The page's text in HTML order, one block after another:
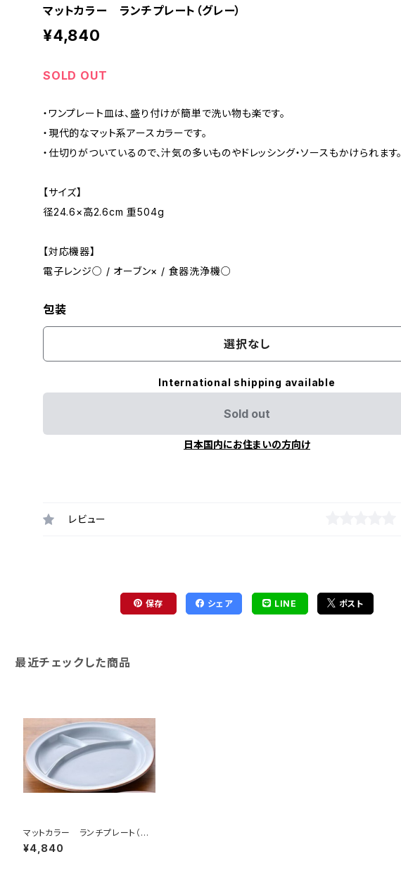
マットカラー ランチプレート（グレー）
¥4,840
SOLD OUT
・ワンプレート皿は、盛り付けが簡単で洗い物も楽です。
・現代的なマット系アースカラーです。
・仕切りがついているので、汁気の多いものやドレッシング・ソースもかけられます。
【サイズ】
径24.6×高2.6cm 重504g
【対応機器】
電子レンジ○ / オーブン× / 食器洗浄機○
包装
選択なし
International shipping available
Sold out
日本国内にお住まいの方向け
レビュー
保存 シェア LINE ポスト
最近チェックした商品
マットカラー ランチプレート（グ
レー）
¥4,840